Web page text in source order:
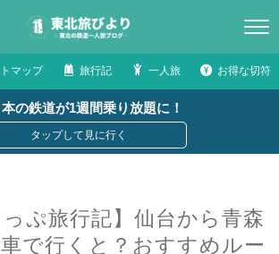
マップ 旅行記 一人旅 お得な切符
の鉄道が1週間乗り放題に！
っぷ旅行記】仙台から青森
で行くと？おすすめルー